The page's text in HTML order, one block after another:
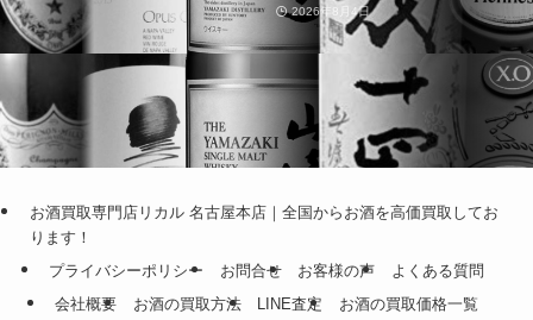
2026年8月4日
お酒買取専門店リカル 名古屋本店｜全国からお酒を高価買取してお
ります！
プライバシーポリシー
お問合せ お客様の声
よくある質問
会社概要
お酒の買取方法 LINE査定 お酒の買取価格一覧